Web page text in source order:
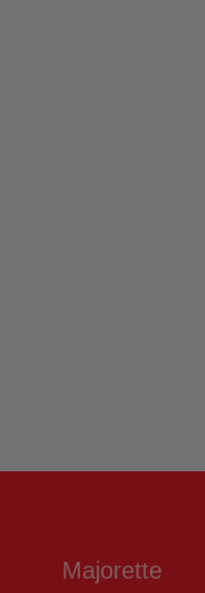
Majorette